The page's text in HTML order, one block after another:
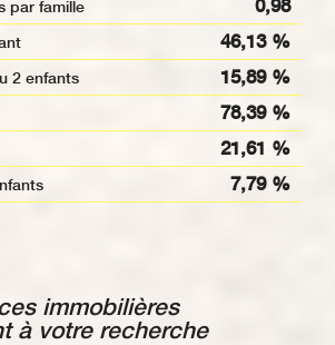
par famille 0,98
46,13 %
2 enfants 15,89 %
78,39 %
21,61 %
7,79 %
à votre recherche